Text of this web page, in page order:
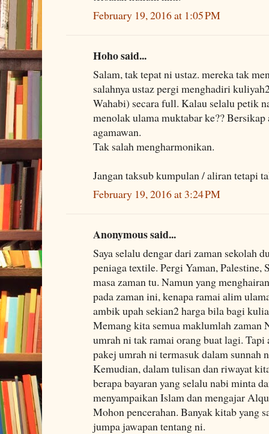
February 19, 2016 at 1:05 PM
Hoho said...
Salam, tak tepat ni ustaz. mereka tak
salahnya ustaz pergi menghadiri
Wahabi) secara full. Kalau selalu petik
menolak ulama muktabar ke??
agamawan.
Tak salah mengharmonikan.
Jangan taksub kumpulan / aliran tetapi
February 19, 2016 at 3:24 PM
Anonymous said...
Saya selalu dengar dari zaman sekolah
peniaga textile. Pergi Yaman, Palestine,
masa zaman tu. Namun yang
pada zaman ini, kenapa ramai alim
ambik upah sekian2 harga bila bagi
Memang kita semua maklumlah zaman
umrah ni tak ramai orang buat lagi. Tapi
pakej umrah ni termasuk dalam sunnah
Kemudian, dalam tulisan dan riwayat
berapa bayaran yang selalu nabi minta
menyampaikan Islam dan mengajar
Mohon pencerahan. Banyak kitab yang
jumpa jawapan tentang ni.